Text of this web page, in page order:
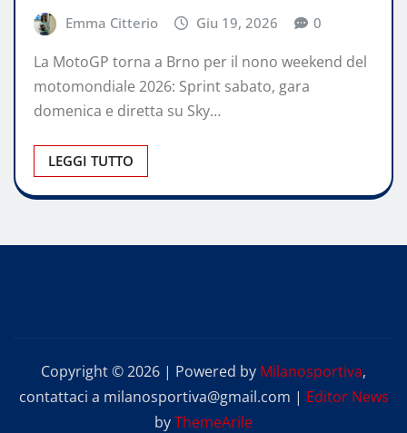
Emma Citterio Giu 19, 2026 0
La MotoGP torna a Brno per il nono weekend del
motomondiale 2026: Sprint sabato, gara
domenica e diretta su Sky…
LEGGI TUTTO
Copyright © 2026 | Powered by Milanosportiva,
contattaci a milanosportiva@gmail.com | Editor News
byThemeArile